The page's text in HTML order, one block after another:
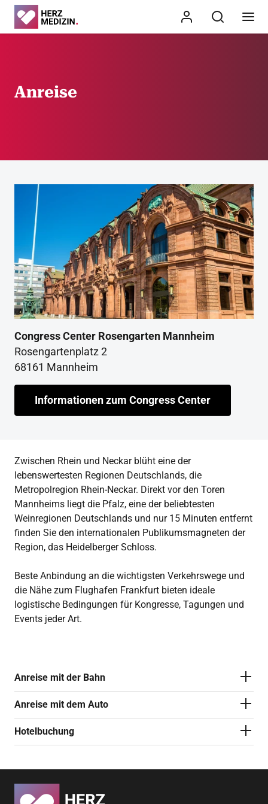
Anreise
Congress Center Rosengarten Mannheim
Rosengartenplatz 2
68161 Mannheim
Informationen zum Congress Center
Zwischen Rhein und Neckar blüht eine der
lebenswertesten Regionen Deutschlands, die
Metropolregion Rhein-Neckar. Direkt vor den Toren
Mannheims liegt die Pfalz, eine der beliebtesten
Weinregionen Deutschlands und nur 15 Minuten entfernt
finden Sie den internationalen Publikumsmagneten der
Region, das Heidelberger Schloss.
Beste Anbindung an die wichtigsten Verkehrswege und
die Nähe zum Flughafen Frankfurt bieten ideale
logistische Bedingungen für Kongresse, Tagungen und
Events jeder Art.
Anreise mit der Bahn
Anreise mit dem Auto
Hotelbuchung